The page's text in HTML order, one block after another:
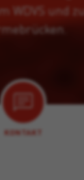
WDVS und
KONTAKT